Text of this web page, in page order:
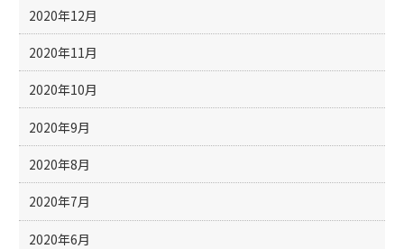
2020年12月
2020年11月
2020年10月
2020年9月
2020年8月
2020年7月
2020年6月